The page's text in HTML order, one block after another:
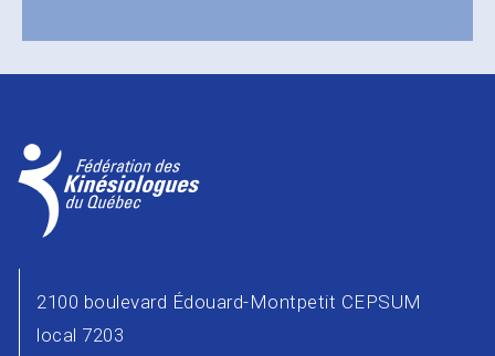
2100 boulevard Édouard-Montpetit CEPSUM
local 7203